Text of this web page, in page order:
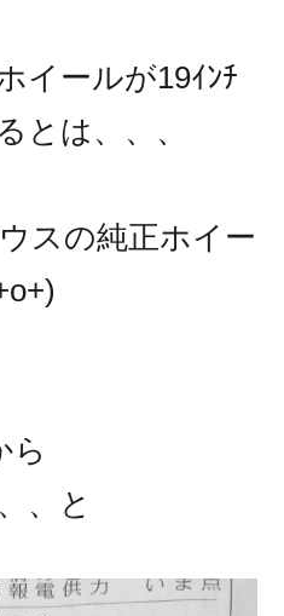
イールが19ｲﾝﾁ
とは、、、
スの純正ホイー
ら
、と